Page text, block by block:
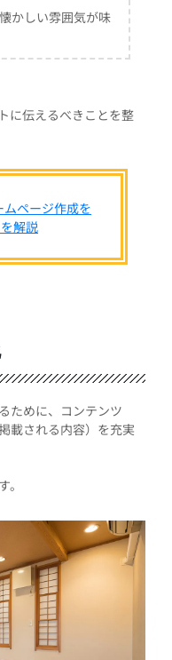
かしい雰囲気が味
に伝えるべきことを整
ページ作成を
解説
ために、コンテンツ
載される内容）を充実